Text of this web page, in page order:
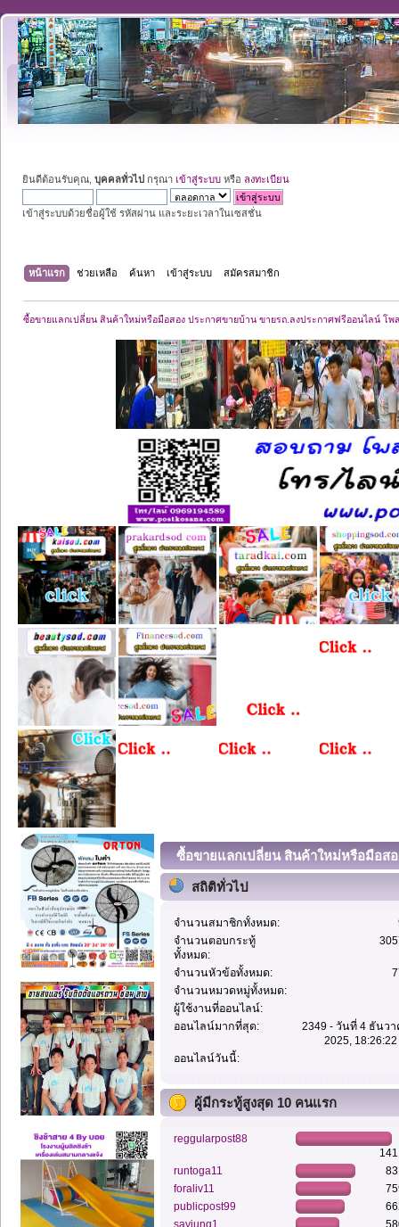
ยินดีต้อนรับคุณ, บุคคลทั่วไป กรุณา เข้าสู่ระบบ หรือ ลงทะเบียน
เข้าสู่ระบบด้วยชื่อผู้ใช้ รหัสผ่าน และระยะเวลาในเซสชั่น
หน้าแรก ช่วยเหลือ ค้นหา เข้าสู่ระบบ สมัครสมาชิก
ซื้อขายแลกเปลี่ยน สินค้าใหม่หรือมือสอง ประกาศขายบ้าน ขายรถ.ลงประกาศฟรีออนไลน์ โ
ซื้อขายแลกเปลี่ยน สินค้าใหม่หรือมือส
สถิติทั่วไป
จำนวนสมาชิกทั้งหมด:
จำนวนตอบกระทู้
ทั้งหมด:
จำนวนหัวข้อทั้งหมด:
จำนวนหมวดหมู่ทั้งหมด:
ผู้ใช้งานที่ออนไลน์:
ออนไลน์มากที่สุด:
2349 - วันที่ 4 ธันว
2025,
ออนไลน์วันนี้:
ผู้มีกระทู้สูงสุด 10 คนแรก
reggularpost88
runtoga11
foraliv11
publicpost99